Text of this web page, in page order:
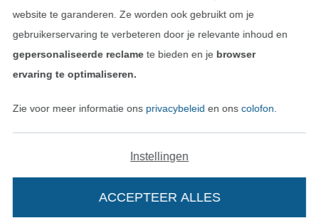
Vind meer inspiratie
Wissel naar deWissel naar de
website te garanderen. Ze worden ook gebruikt om je
gebruikerservaring te verbeteren door je relevante inhoud en
gepersonaliseerde reclamete bieden en je browser
ervaring te optimaliseren.
Zie voor meer informatie ons privacybeleid en ons colofon
Instellingen
ACCEPTEER ALLES